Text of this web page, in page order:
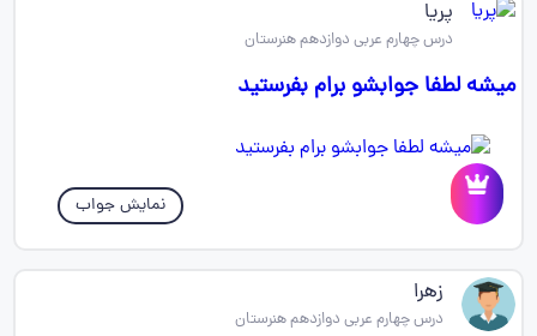
پریا
درس چهارم عربی دوازدهم هنرستان
میشه لطفا جوابشو برام بفرستید
نمایش جواب
زهرا
درس چهارم عربی دوازدهم هنرستان